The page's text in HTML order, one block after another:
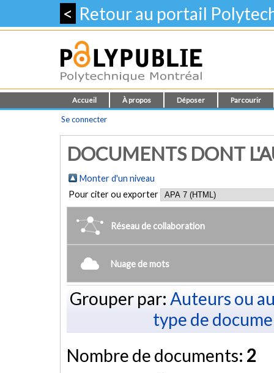
< Retour au portail
Accueil À propos Déposer Parcourir
Se connecter
DOCUMENTS DONT
Monter d'un niveau
Pour citer ou exporter
Réseau de collaboration
Nuage de mots
Grouper par: Auteurs ou
type de
Nombre de documents: 2